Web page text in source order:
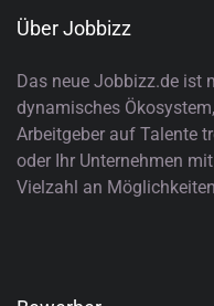
Über Jobbizz
Das neue Jobbizz.de ist
dynamisches
Arbeitgeber auf Talente
oder Ihr Unternehmen
Vielzahl an